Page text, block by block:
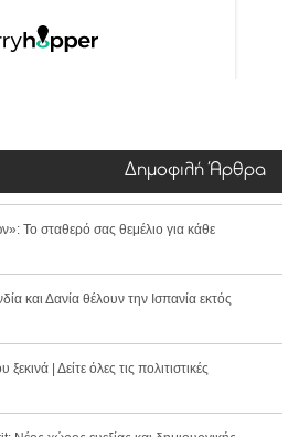
Δημοφιλή Άρθρα
Το σταθερό σας θεμέλιο για κάθε
και Δανία θέλουν την Ισπανία εκτός
| Δείτε όλες τις πολιτιστικές